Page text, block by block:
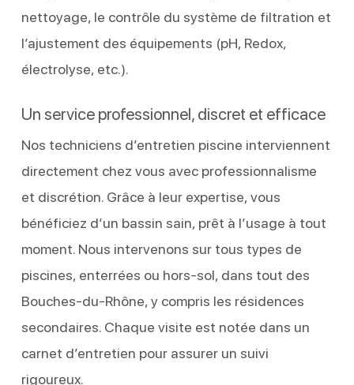
nettoyage, le contrôle du système de filtration et
l’ajustement des équipements (pH, Redox,
électrolyse, etc.).
Un service professionnel, discret et efficace
Nos techniciens d’entretien piscine interviennent
directement chez vous avec professionnalisme
et discrétion. Grâce à leur expertise, vous
bénéficiez d’un bassin sain, prêt à l’usage à tout
moment. Nous intervenons sur tous types de
piscines, enterrées ou hors-sol, dans tout des
Bouches-du-Rhône, y compris les résidences
secondaires. Chaque visite est notée dans un
carnet d’entretien pour assurer un suivi
rigoureux.